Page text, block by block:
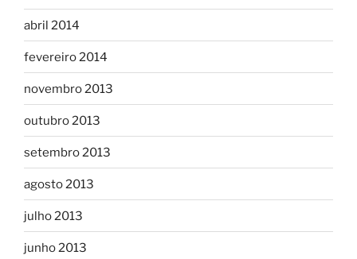
abril 2014
fevereiro 2014
novembro 2013
outubro 2013
setembro 2013
agosto 2013
julho 2013
junho 2013